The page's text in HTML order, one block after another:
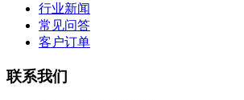
行业新闻
常见问答
客户订单
联系我们